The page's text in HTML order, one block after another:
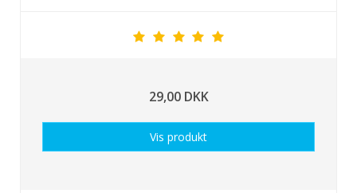
29,00 DKK
Vis produkt